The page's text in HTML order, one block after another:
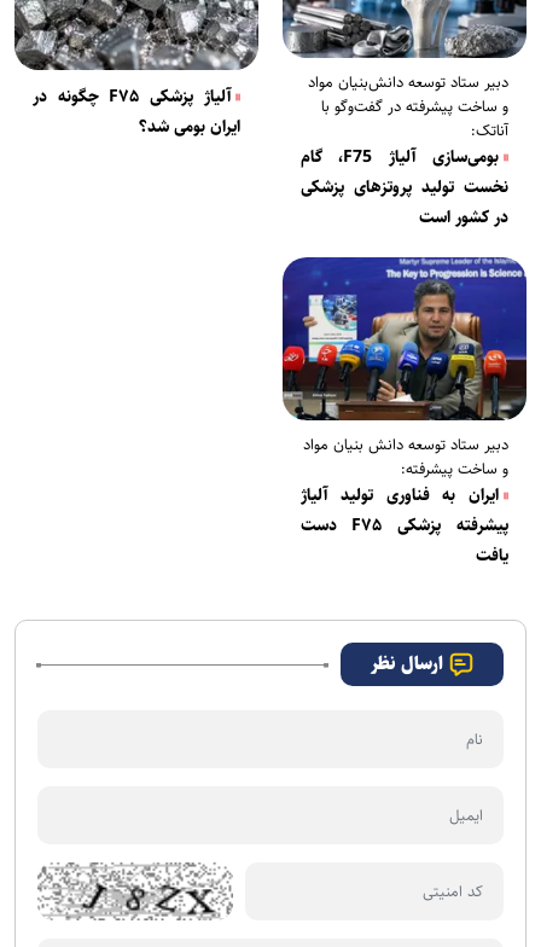
دبیر ستاد توسعه دانش‌بنیان مواد
و ساخت پیشرفته در گفت‌و‌گو با
آناتک:
بومی‌سازی آلیاژ F75، گام
نخست تولید پروتزهای پزشکی
در کشور است
آلیاژ پزشکی F۷۵ چگونه در
ایران بومی شد؟
دبیر ستاد توسعه دانش بنیان مواد
و ساخت پیشرفته:
ایران به فناوری تولید آلیاژ
پیشرفته پزشکی F۷۵ دست
یافت
ارسال نظر